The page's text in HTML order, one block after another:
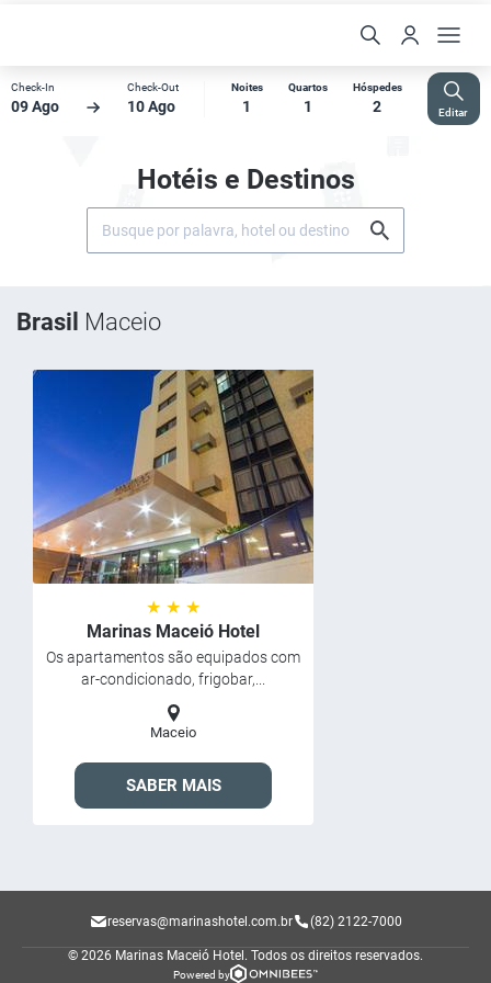
Check-In
09 Ago
Check-Out
10 Ago
Noites
1
Quartos
1
Hóspedes
2 Editar
Hotéis e Destinos
Brasil Maceio
★ ★ ★
Marinas Maceió Hotel
Os apartamentos são equipados com
ar-condicionado, frigobar,...
Maceio
SABER MAIS
reservas@marinashotel.com.br (82) 2122-7000
© 2026 Marinas Maceió Hotel. Todos os direitos reservados.
Powered by